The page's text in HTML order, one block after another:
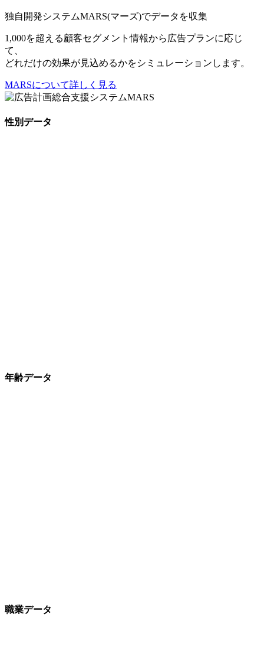
独自開発システムMARS(マーズ)でデータを収集
1,000を超える顧客セグメント情報から広告プランに応じ
て、
どれだけの効果が見込めるかをシミュレーションします。
MARSについて詳しく見る
性別データ
年齢データ
職業データ